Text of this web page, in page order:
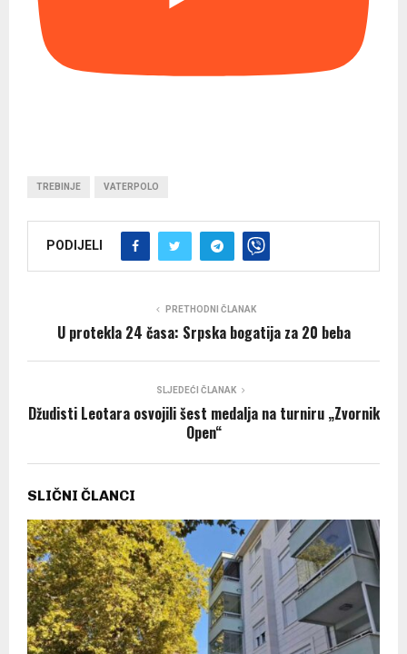
TREBINJE VATERPOLO
PODIJELI
PRETHODNI ČLANAK
U protekla 24 časa: Srpska bogatija za 20 beba
SLJEDEĆI ČLANAK
Džudisti Leotara osvojili šest medalja na turniru „Zvornik
Open“
SLIČNI ČLANCI